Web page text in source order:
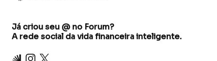
Já criou seu @ no Forum?
A rede social da vida financeira inteligente.
Inter Instagram
X